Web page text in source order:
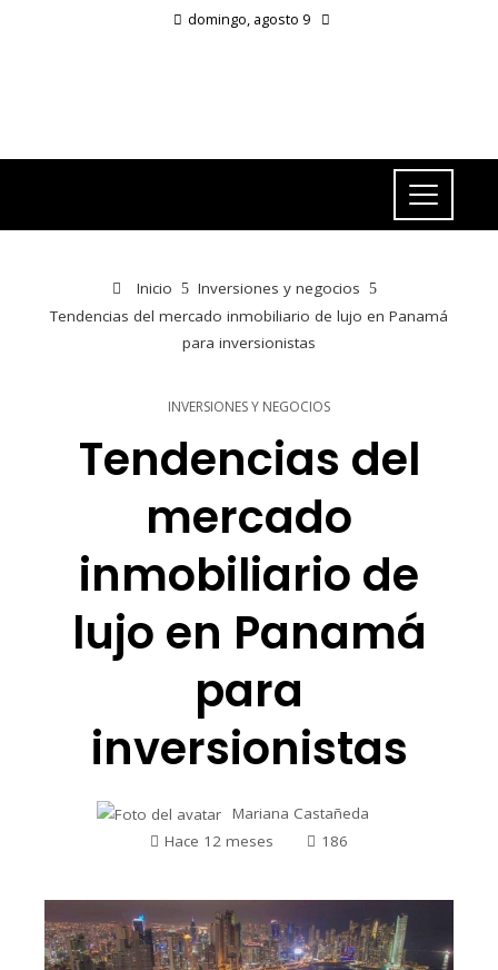
domingo, agosto 9
Inicio
Inversiones y negocios
Tendencias del mercado inmobiliario de lujo en Panamá
para inversionistas
INVERSIONES Y NEGOCIOS
Tendencias del
mercado
inmobiliario de
lujo en Panamá
para
inversionistas
Mariana Castañeda
Hace 12 meses
186